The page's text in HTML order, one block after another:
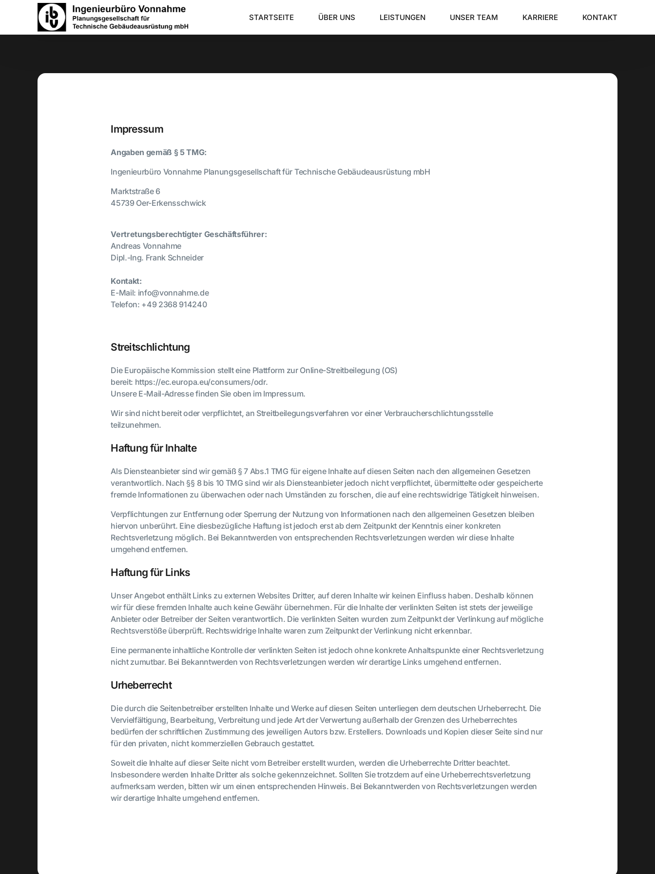
STARTSEITE ÜBER UNS LEISTUNGEN UNSER TEAM KARRIERE KONTAKT
Impressum
Angaben gemäß § 5 TMG:
Ingenieurbüro Vonnahme Planungsgesellschaft für Technische Gebäudeausrüstung mbH
Marktstraße 6
45739 Oer-Erkensschwick
Vertretungsberechtigter Geschäftsführer:
Andreas Vonnahme
Dipl.-Ing. Frank Schneider
Kontakt:
E-Mail: info@vonnahme.de
Telefon: +49 2368 914240
Streitschlichtung
Die Europäische Kommission stellt eine Plattform zur Online-Streitbeilegung (OS)
bereit: https://ec.europa.eu/consumers/odr.
Unsere E-Mail-Adresse finden Sie oben im Impressum.
Wir sind nicht bereit oder verpflichtet, an Streitbeilegungsverfahren vor einer Verbraucherschlichtungsstelle
teilzunehmen.
Haftung für Inhalte
Als Diensteanbieter sind wir gemäß § 7 Abs.1 TMG für eigene Inhalte auf diesen Seiten nach den allgemeinen Gesetzen
verantwortlich. Nach §§ 8 bis 10 TMG sind wir als Diensteanbieter jedoch nicht verpflichtet, übermittelte oder gespeicherte
fremde Informationen zu überwachen oder nach Umständen zu forschen, die auf eine rechtswidrige Tätigkeit hinweisen.
Verpflichtungen zur Entfernung oder Sperrung der Nutzung von Informationen nach den allgemeinen Gesetzen bleiben
hiervon unberührt. Eine diesbezügliche Haftung ist jedoch erst ab dem Zeitpunkt der Kenntnis einer konkreten
Rechtsverletzung möglich. Bei Bekanntwerden von entsprechenden Rechtsverletzungen werden wir diese Inhalte
umgehend entfernen.
Haftung für Links
Unser Angebot enthält Links zu externen Websites Dritter, auf deren Inhalte wir keinen Einfluss haben. Deshalb können
wir für diese fremden Inhalte auch keine Gewähr übernehmen. Für die Inhalte der verlinkten Seiten ist stets der jeweilige
Anbieter oder Betreiber der Seiten verantwortlich. Die verlinkten Seiten wurden zum Zeitpunkt der Verlinkung auf mögliche
Rechtsverstöße überprüft. Rechtswidrige Inhalte waren zum Zeitpunkt der Verlinkung nicht erkennbar.
Eine permanente inhaltliche Kontrolle der verlinkten Seiten ist jedoch ohne konkrete Anhaltspunkte einer Rechtsverletzung
nicht zumutbar. Bei Bekanntwerden von Rechtsverletzungen werden wir derartige Links umgehend entfernen.
Urheberrecht
Die durch die Seitenbetreiber erstellten Inhalte und Werke auf diesen Seiten unterliegen dem deutschen Urheberrecht. Die
Vervielfältigung, Bearbeitung, Verbreitung und jede Art der Verwertung außerhalb der Grenzen des Urheberrechtes
bedürfen der schriftlichen Zustimmung des jeweiligen Autors bzw. Erstellers. Downloads und Kopien dieser Seite sind nur
für den privaten, nicht kommerziellen Gebrauch gestattet.
Soweit die Inhalte auf dieser Seite nicht vom Betreiber erstellt wurden, werden die Urheberrechte Dritter beachtet.
Insbesondere werden Inhalte Dritter als solche gekennzeichnet. Sollten Sie trotzdem auf eine Urheberrechtsverletzung
aufmerksam werden, bitten wir um einen entsprechenden Hinweis. Bei Bekanntwerden von Rechtsverletzungen werden
wir derartige Inhalte umgehend entfernen.